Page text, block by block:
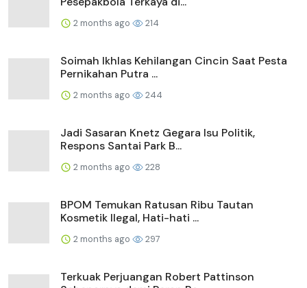
2 months ago 214
Soimah Ikhlas Kehilangan Cincin Saat Pesta
Pernikahan Putra ...
2 months ago 244
Jadi Sasaran Knetz Gegara Isu Politik,
Respons Santai Park B...
2 months ago 228
BPOM Temukan Ratusan Ribu Tautan
Kosmetik Ilegal, Hati-hati ...
2 months ago 297
Terkuak Perjuangan Robert Pattinson